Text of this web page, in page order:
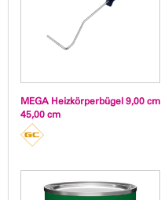
MEGA Heizkörperbügel 9,00 cm
45,00 cm